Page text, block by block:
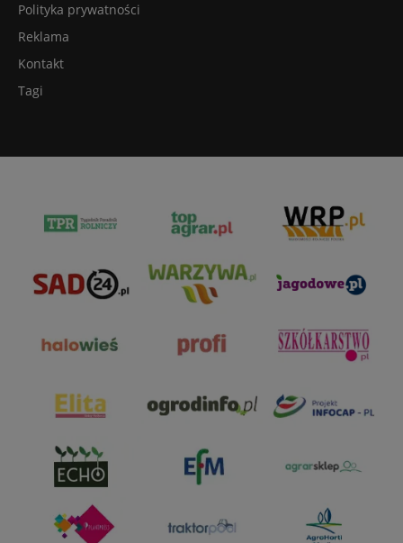
Polityka prywatności
Reklama
Kontakt
Tagi